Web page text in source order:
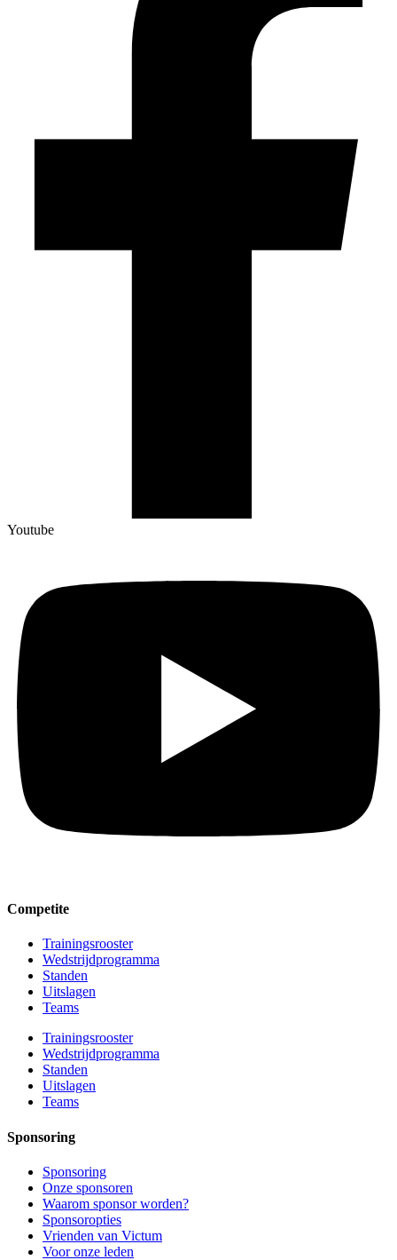
Youtube
Competite
Trainingsrooster
Wedstrijdprogramma
Standen
Uitslagen
Teams
Trainingsrooster
Wedstrijdprogramma
Standen
Uitslagen
Teams
Sponsoring
Sponsoring
Onze sponsoren
Waarom sponsor worden?
Sponsoropties
Vrienden van Victum
Voor onze leden